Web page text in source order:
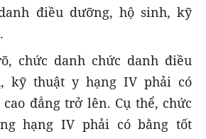
điều dưỡng, hộ sinh, kỹ
chức danh chức danh điều
kỹ thuật y hạng IV phải có
đẳng trở lên. Cụ thể, chức
hạng IV phải có bằng tốt